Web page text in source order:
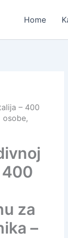
Home
– 400
osobe,
400
za
–